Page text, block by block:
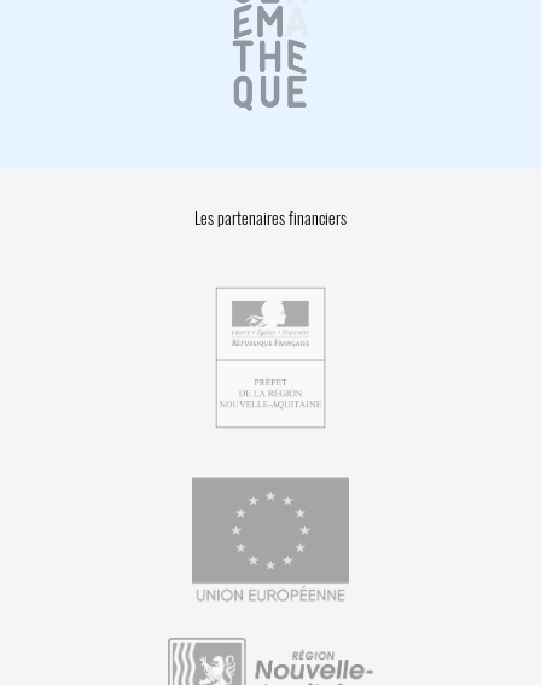
Les partenaires financiers